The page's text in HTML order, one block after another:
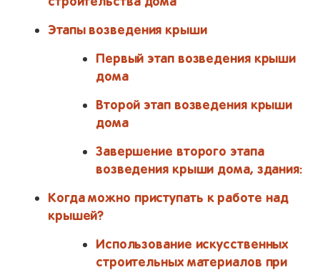
Этапы возведения крыши
Первый этап возведения крыши
дома
Второй этап возведения крыши
дома
Завершение второго этапа
возведения крыши дома, здания:
Когда можно приступать к работе над
крышей?
Использование искусственных
строительных материалов при